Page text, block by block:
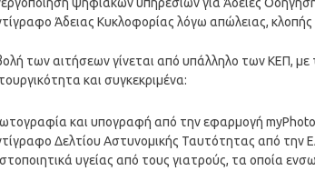
ψηφιακών υπηρεσιών για Άδειες
Άδειας Κυκλοφορίας λόγω απώλειας,
των αιτήσεων γίνεται από υπάλληλο των ΚΕΠ,
και συγκεκριμένα:
και υπογραφή από την εφαρμογή myPhoto
Δελτίου Αστυνομικής Ταυτότητας από την
υγείας από τους γιατρούς, τα οποία